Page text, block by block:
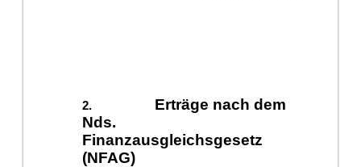
Erträge nach dem
Nds.
Finanzausgleichsgesetz
(NFAG)